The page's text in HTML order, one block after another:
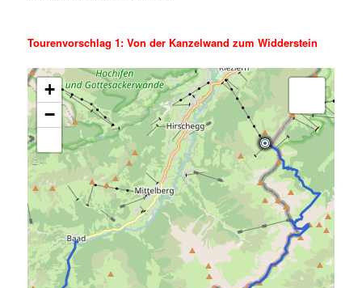
Tourenvorschlag 1: Von der Kanzelwand zum Widderstein
+
−